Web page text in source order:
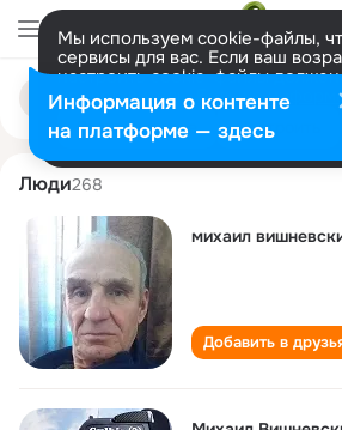
Мы используем cookie-файлы,
сервисы для вас. Если ваш
настроить cookie-файлы
представитель. Больше
Разрешить все Настроить
Поиск
людям
mikhail vishnevskiy
Люди268
михаил
Добавить в
Информация о контенте
на платформе — здесь